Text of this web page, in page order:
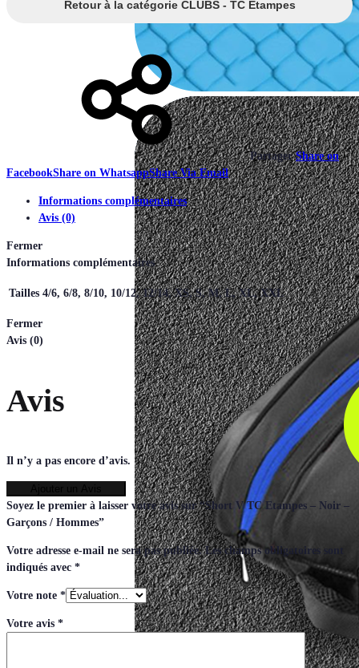
Retour à la catégorie CLUBS - TC Etampes
Partager Share on
FacebookShare on WhatsappShare Via Email
Informations complémentaires
Avis (0)
Fermer
Informations complémentaires
Tailles 4/6, 6/8, 8/10, 10/12, 12/14, XS, S, M, L, XL, XXL
Fermer
Avis (0)
Avis
Il n’y a pas encore d’avis.
Soyez le premier à laisser votre avis sur “Short V TC Etampes – Noir –
Garçons / Hommes”
Votre adresse e-mail ne sera pas publiée. Les champs obligatoires sont
indiqués avec *
Votre note *
Votre avis *